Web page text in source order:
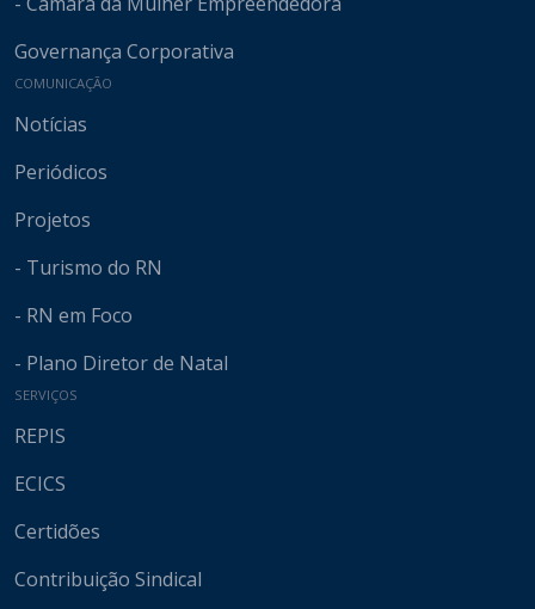
Governança Corporativa
COMUNICAÇÃO
Notícias
Periódicos
Projetos
- Turismo do RN
- RN em Foco
- Plano Diretor de Natal
SERVIÇOS
REPIS
ECICS
Certidões
Contribuição Sindical